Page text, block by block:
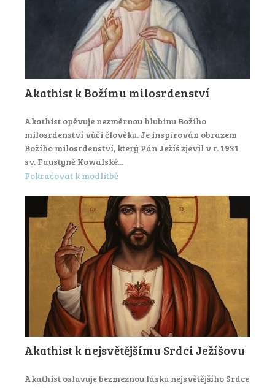
Akathist k Božímu milosrdenství
Akathist opěvuje nezměrnou hlubinu Božího
milosrdenství vůči člověku. Je inspirován obrazem
Božího milosrdenství, který Pán Ježíš zjevil v r. 1931
sv. Faustyně Kowalské...
Pokračovat k modlitbě
Akathist k nejsvětějšímu Srdci Ježíšovu
Akathist oslavuje bezmeznou lásku nejsvětějšího Srdce